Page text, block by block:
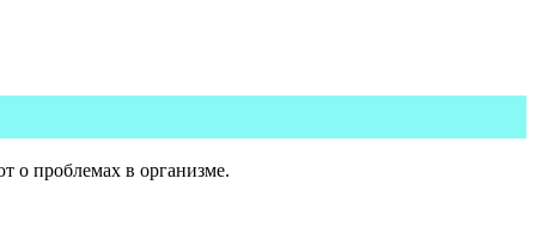
о проблемах в организме.